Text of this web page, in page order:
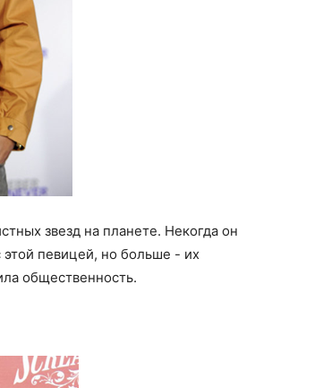
звезд на планете. Некогда он
певицей, но больше - их
общественность.